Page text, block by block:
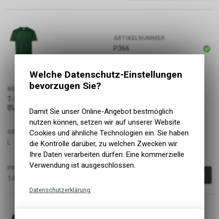
ARTIKELNUMMER
P366
BEZEICHNUNG
T-Shirt Classic, tanne, L
0292072006 4045981017995
GRÖSSE
L
GESCHLECHT
Unisex
PREIS
14.90
Welche Datenschutz-Einstellungen
bevorzugen Sie?
Damit Sie unser Online-Angebot bestmöglich
nutzen können, setzen wir auf unserer Website
Cookies und ähnliche Technologien ein. Sie haben
die Kontrolle darüber, zu welchen Zwecken wir
Ihre Daten verarbeiten dürfen. Eine kommerzielle
Verwendung ist ausgeschlossen.
Datenschutzerklärung